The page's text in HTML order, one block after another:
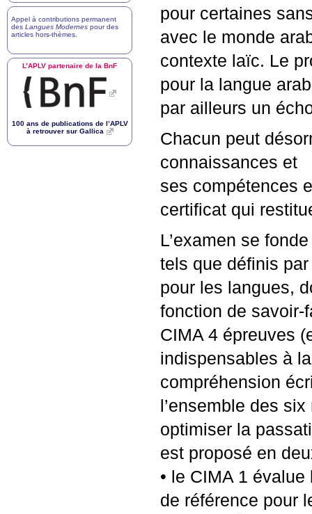
pour certaines
avec le monde
contexte laïc. Le
pour la langue
par ailleurs un
Chacun peut
connaissances et
ses compétences
certificat qui
L’examen se
tels que définis
pour les langues,
fonction de savoir-
CIMA 4 épreuves
indispensables à
compréhension
l’ensemble des
optimiser la
est proposé en
• le CIMA 1 évalue
de référence pour
Appel à contributions permanent
des Langues Modernes pour des
articles hors-thèmes
L’APLV partenaire de la BnF
100 ans de publications de l’APLV
à retrouver sur Gallica